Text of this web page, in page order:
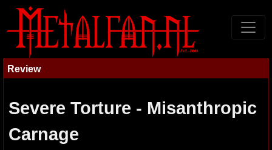
Review
Severe Torture - Misanthropic
Carnage